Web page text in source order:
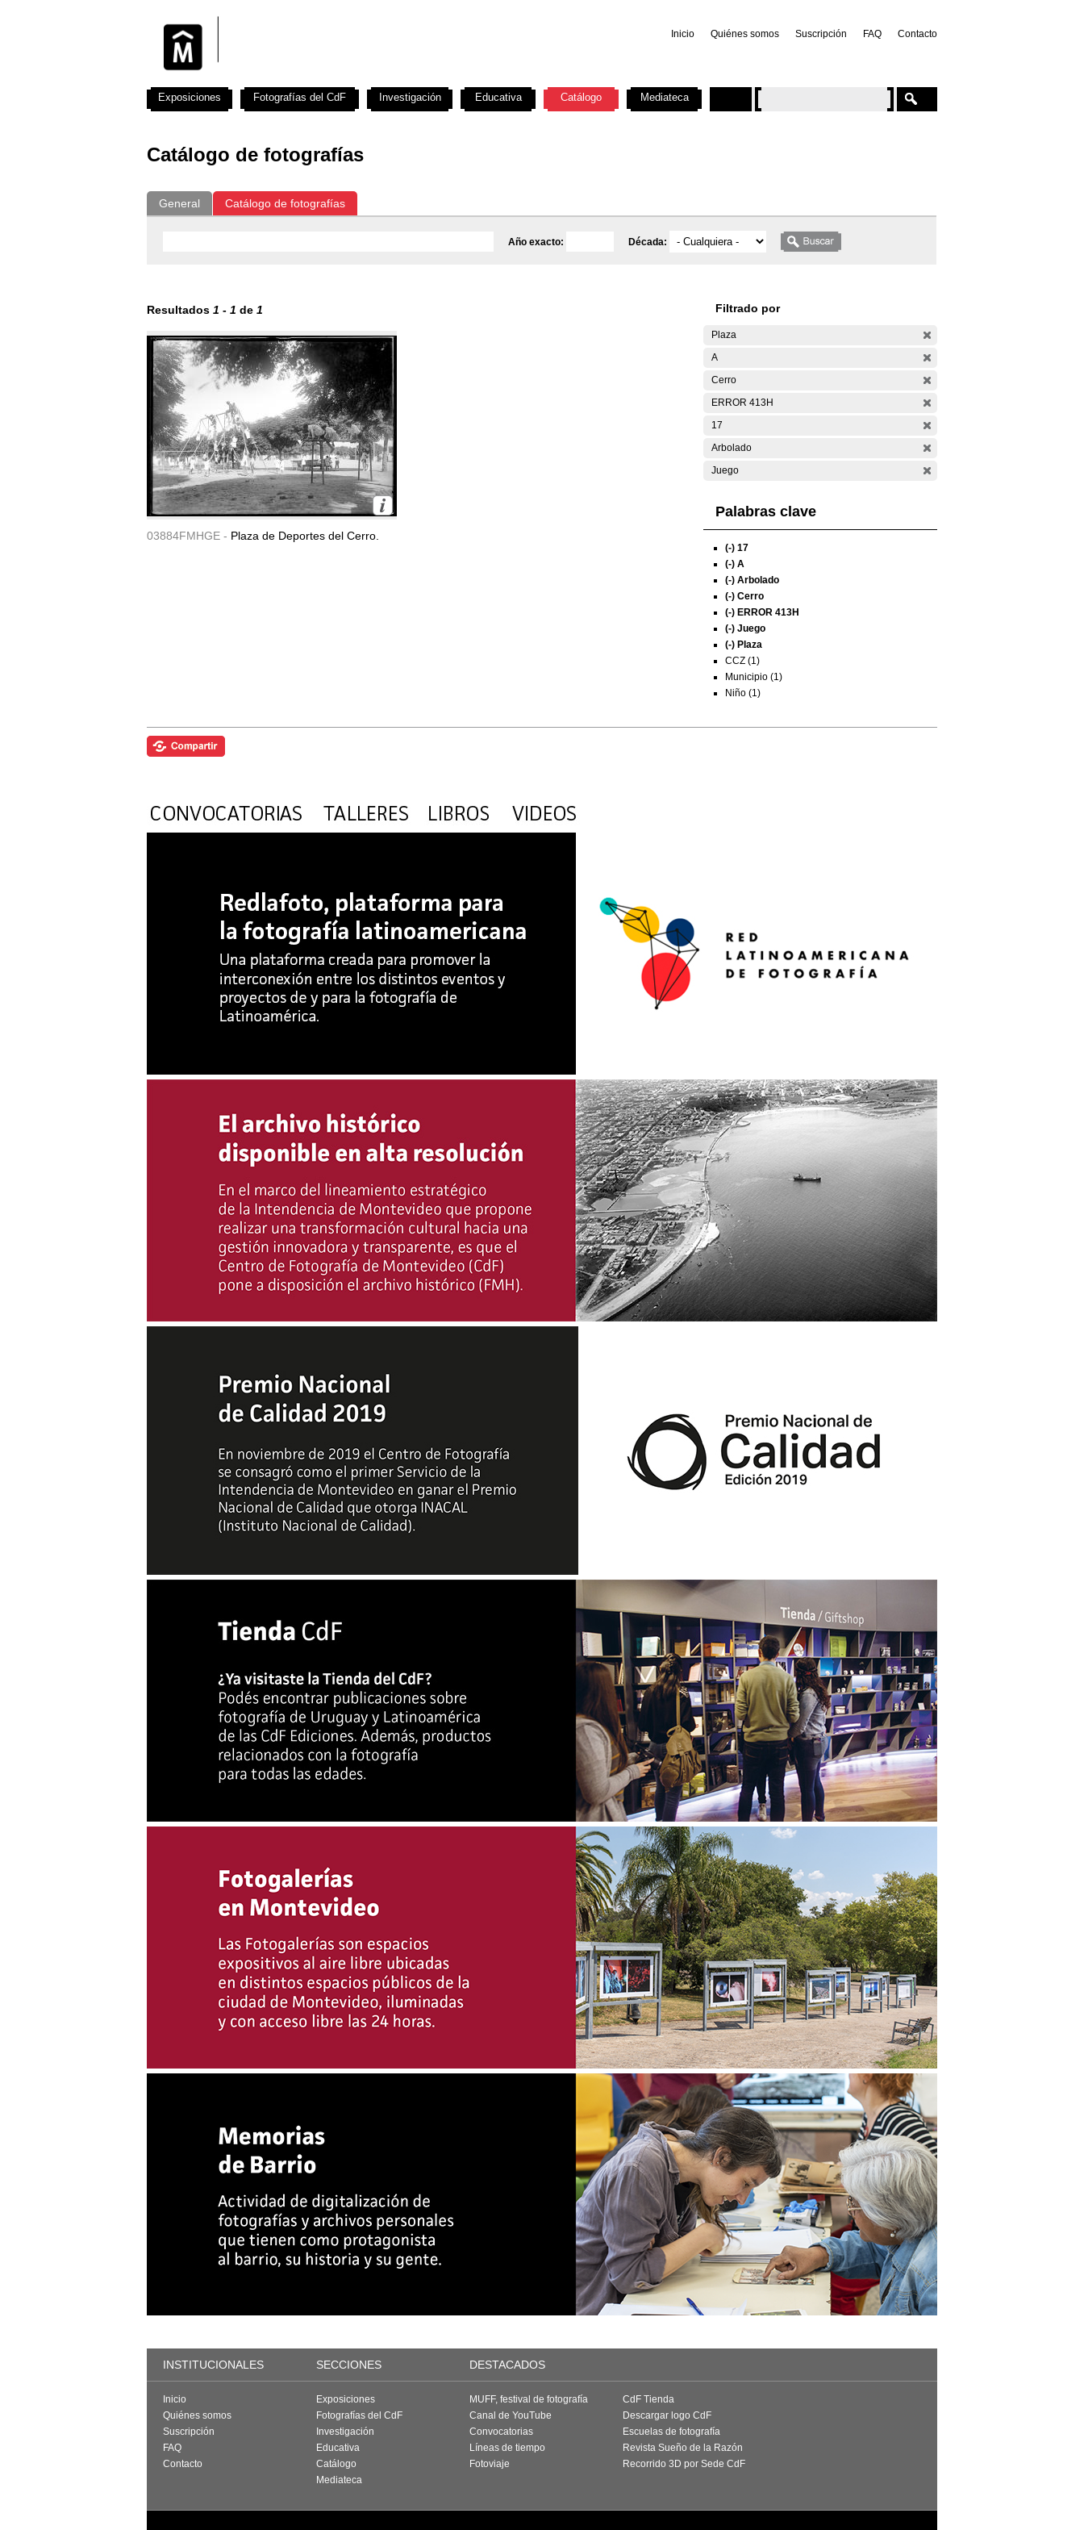
Inicio Quiénes somos Suscripción FAQ Contacto
Catálogo de fotografías
General Catálogo de fotografías
Año exacto: Década:
Resultados 1 - 1 de 1
03884FMHGE - Plaza de Deportes del Cerro.
Filtrado por
Plaza
A
Cerro
ERROR 413H
17
Arbolado
Juego
Palabras clave
(-) 17
(-) A
(-) Arbolado
(-) Cerro
(-) ERROR 413H
(-) Juego
(-) Plaza
CCZ (1)
Municipio (1)
Niño (1)
Exposiciones Fotografías del CdF Investigación Educativa Catálogo Mediateca
INSTITUCIONALES SECCIONES DESTACADOS
Inicio
Quiénes somos
Suscripción
FAQ
Contacto
Exposiciones
Fotografías del CdF
Investigación
Educativa
Catálogo
Mediateca
MUFF, festival de fotografía
Canal de YouTube
Convocatorias
Líneas de tiempo
Fotoviaje
CdF Tienda
Descargar logo CdF
Escuelas de fotografía
Revista Sueño de la Razón
Recorrido 3D por Sede CdF